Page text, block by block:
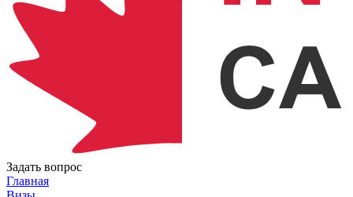
Задать вопрос
Главная